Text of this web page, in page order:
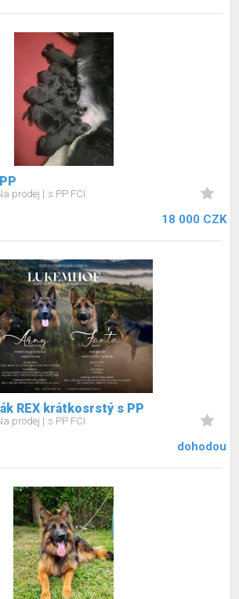
prodej s PP FCI
18 000 CZK
REX krátkosrstý s PP
prodej s PP FCI
dohodou